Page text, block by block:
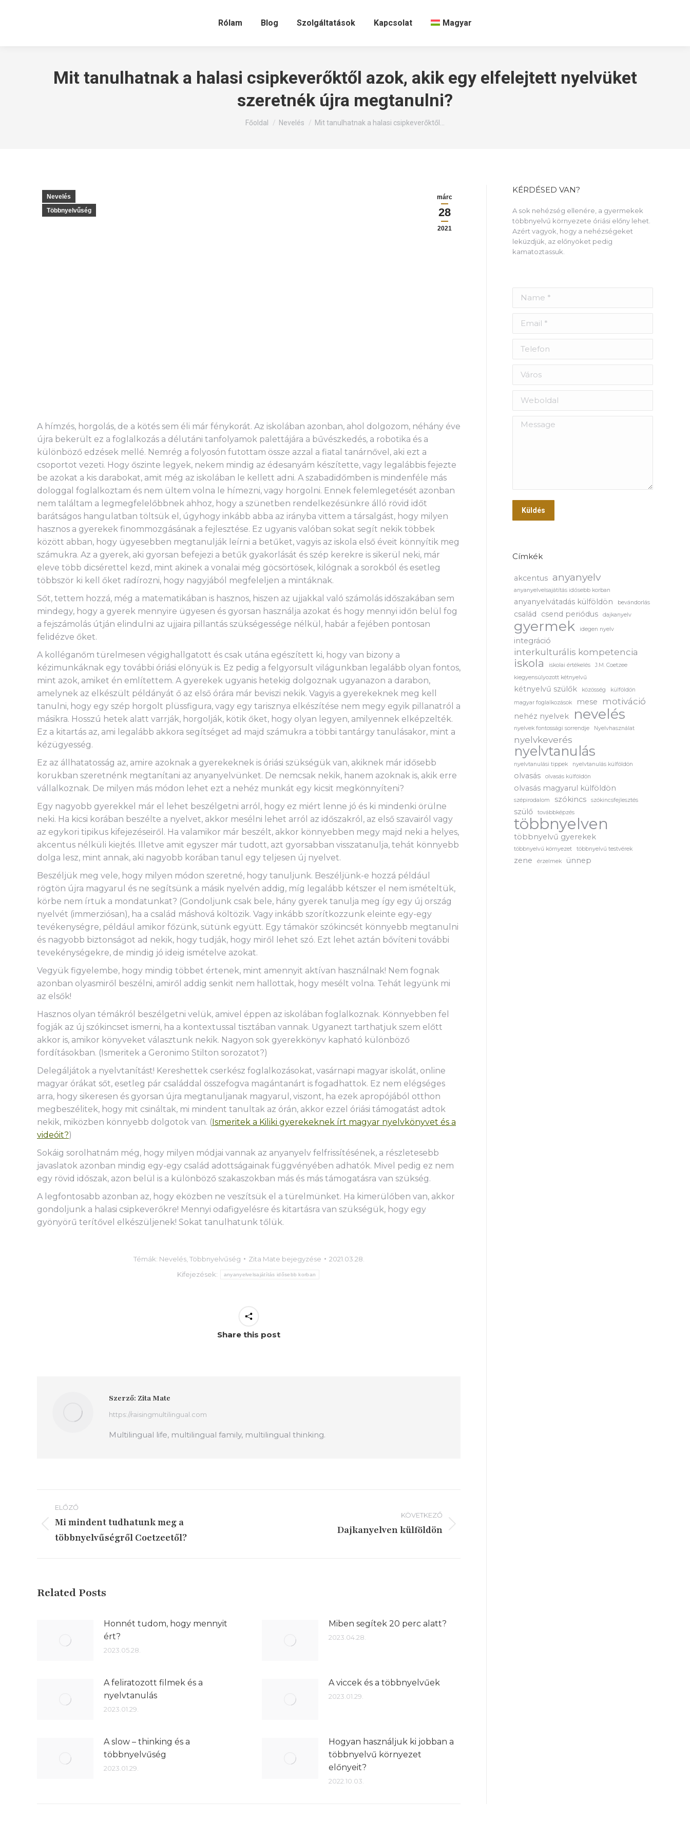
Rólam Blog Szolgáltatások Kapcsolat Magyar
Mit tanulhatnak a halasi csipkeverőktől azok, akik egy elfelejtett nyelvüket
szeretnék újra megtanulni?
Itt állsz:
Főoldal Nevelés Mit tanulhatnak a halasi csipkeverőktől…
márc
28
2021
Nevelés
Többnyelvűség
A hímzés, horgolás, de a kötés sem éli már fénykorát. Az iskolában azonban, ahol dolgozom, néhány éve
újra bekerült ez a foglalkozás a délutáni tanfolyamok palettájára a bűvészkedés, a robotika és a
különböző edzések mellé. Nemrég a folyosón futottam össze azzal a fiatal tanárnővel, aki ezt a
csoportot vezeti. Hogy őszinte legyek, nekem mindig az édesanyám készítette, vagy legalábbis fejezte
be azokat a kis darabokat, amit még az iskolában le kellett adni. A szabadidőmben is mindenféle más
dologgal foglalkoztam és nem ültem volna le hímezni, vagy horgolni. Ennek felemlegetését azonban
nem találtam a legmegfelelőbbnek ahhoz, hogy a szünetben rendelkezésünkre álló rövid időt
barátságos hangulatban töltsük el, úgyhogy inkább abba az irányba vittem a társalgást, hogy milyen
hasznos a gyerekek finommozgásának a fejlesztése. Ez ugyanis valóban sokat segít nekik többek
között abban, hogy ügyesebben megtanulják leírni a betűket, vagyis az iskola első éveit könnyítik meg
számukra. Az a gyerek, aki gyorsan befejezi a betűk gyakorlását és szép kerekre is sikerül neki, már
eleve több dicsérettel kezd, mint akinek a vonalai még göcsörtösek, kilógnak a sorokból és esetleg
többször ki kell őket radírozni, hogy nagyjából megfeleljen a mintáknak.
Sőt, tettem hozzá, még a matematikában is hasznos, hiszen az ujjakkal való számolás időszakában sem
mindegy, hogy a gyerek mennyire ügyesen és gyorsan használja azokat és hogy mennyi időn belül fog
a fejszámolás útján elindulni az ujjaira pillantás szükségessége nélkül, habár a fejében pontosan
felidézve őket.
A kolléganőm türelmesen végighallgatott és csak utána egészített ki, hogy van bizony a
kézimunkáknak egy további óriási előnyük is. Ez pedig a felgyorsult világunkban legalább olyan fontos,
mint azok, amiket én említettem. A gyerekek ugyanis hetekig dolgoznak ugyanazon a darabon,
amelynek az elkészült példányát ő az első órára már beviszi nekik. Vagyis a gyerekeknek meg kell
tanulni, hogy egy szép horgolt plüssfigura, vagy egy tarisznya elkészítése nem megy egyik pillanatról a
másikra. Hosszú hetek alatt varrják, horgolják, kötik őket, hogy olyan legyen, amilyennek elképzelték.
Ez a kitartás az, ami legalább akkora segítséget ad majd számukra a többi tantárgy tanulásakor, mint a
kézügyesség.
Ez az állhatatosság az, amire azoknak a gyerekeknek is óriási szükségük van, akiknek már idősebb
korukban szeretnénk megtanítani az anyanyelvünket. De nemcsak nekik, hanem azoknak is, akik erre
vállalkoznak. De milyen más módon lehet ezt a nehéz munkát egy kicsit megkönnyíteni?
Egy nagyobb gyerekkel már el lehet beszélgetni arról, hogy ez miért lenne jó és ki mindenki örülne
neki. Ha kicsi korában beszélte a nyelvet, akkor mesélni lehet arról az időszakról, az első szavairól vagy
az egykori tipikus kifejezéseiről. Ha valamikor már beszélt, akkor könnyebben megy majd neki a helyes,
akcentus nélküli kiejtés. Illetve amit egyszer már tudott, azt gyorsabban visszatanulja, tehát könnyebb
dolga lesz, mint annak, aki nagyobb korában tanul egy teljesen új nyelvet.
Beszéljük meg vele, hogy milyen módon szeretné, hogy tanuljunk. Beszéljünk-e hozzá például
rögtön újra magyarul és ne segítsünk a másik nyelvén addig, míg legalább kétszer el nem ismételtük,
körbe nem írtuk a mondatunkat? (Gondoljunk csak bele, hány gyerek tanulja meg így egy új ország
nyelvét (immerziósan), ha a család máshová költözik. Vagy inkább szorítkozzunk eleinte egy-egy
tevékenységre, például amikor főzünk, sütünk együtt. Egy támakör szókincsét könnyebb megtanulni
és nagyobb biztonságot ad nekik, hogy tudják, hogy miről lehet szó. Ezt lehet aztán bővíteni további
tevekénységekre, de mindig jó ideig ismételve azokat.
Vegyük figyelembe, hogy mindig többet értenek, mint amennyit aktívan használnak! Nem fognak
azonban olyasmiről beszélni, amiről addig senkit nem hallottak, hogy mesélt volna. Tehát legyünk mi
az elsők!
Hasznos olyan témákról beszélgetni velük, amivel éppen az iskolában foglalkoznak. Könnyebben fel
fogják az új szókincset ismerni, ha a kontextussal tisztában vannak. Ugyanezt tarthatjuk szem előtt
akkor is, amikor könyveket választunk nekik. Nagyon sok gyerekkönyv kapható különböző
fordításokban. (Ismeritek a Geronimo Stilton sorozatot?)
Delegáljátok a nyelvtanítást! Kereshettek cserkész foglalkozásokat, vasárnapi magyar iskolát, online
magyar órákat sőt, esetleg pár családdal összefogva magántanárt is fogadhattok. Ez nem elégséges
arra, hogy sikeresen és gyorsan újra megtanuljanak magyarul, viszont, ha ezek apropójából otthon
megbeszélitek, hogy mit csináltak, mi mindent tanultak az órán, akkor ezzel óriási támogatást adtok
nekik, miközben könnyebb dolgotok van. (Ismeritek a Kiliki gyerekeknek írt magyar nyelvkönyvet és a
videóit?)
Sokáig sorolhatnám még, hogy milyen módjai vannak az anyanyelv felfrissítésének, a részletesebb
javaslatok azonban mindig egy-egy család adottságainak függvényében adhatók. Mivel pedig ez nem
egy rövid időszak, azon belül is a különböző szakaszokban más és más támogatásra van szükség.
A legfontosabb azonban az, hogy eközben ne veszítsük el a türelmünket. Ha kimerülőben van, akkor
gondoljunk a halasi csipkeverőkre! Mennyi odafigyelésre és kitartásra van szükségük, hogy egy
gyönyörű terítővel elkészüljenek! Sokat tanulhatunk tőlük.
Témák: Nevelés, Többnyelvűség Zita Mate bejegyzése
2021.03.28.
Kifejezések:
anyanyelvelsajátítás idősebb korban
Share this post
Szerző: Zita Mate
https://raisingmultilingual.com
Multilingual life, multilingual family, multilingual thinking.
Bejegyzés
navigáció
ELŐZŐ
írás:
Mi mindent tudhatunk meg a
többnyelvűségről Coetzeetől?
KÖVETKEZŐ
Dajkanyelven külföldön
Related Posts
Honnét tudom, hogy mennyit
ért?
2023.05.28.
Miben segítek 20 perc alatt?
2023.04.28.
A feliratozott filmek és a
nyelvtanulás
2023.01.29.
A viccek és a többnyelvűek
2023.01.29.
A slow – thinking és a
többnyelvűség
2023.01.29.
Hogyan használjuk ki jobban a
többnyelvű környezet
előnyeit?
2022.10.03.
KÉRDÉSED VAN?
A sok nehézség ellenére, a gyermekek
többnyelvű környezete óriási előny lehet.
Azért vagyok, hogy a nehézségeket
leküzdjük, az előnyöket pedig
kamatoztassuk.
Message
Küldés
Címkék
akcentus anyanyelv
anyanyelvelsajátítás idősebb korban
anyanyelvátadás külföldön bevándorlás
család csend periódus dajkanyelv
gyermek idegen nyelv
integráció
interkulturális kompetencia
iskola iskolai értékelés
J.M. Coetzee
kiegyensúlyozott kétnyelvű
kétnyelvű szülők közösség
külföldön
magyar foglalkozások
mese motiváció
nehéz nyelvek nevelés
nyelvek fontossági sorrendje Nyelvhasználat
nyelvkeverés
nyelvtanulás
nyelvtanulási tippek nyelvtanulás külföldön
olvasás olvasás külföldön
olvasás magyarul külföldön
szépirodalom szókincs szókincsfejlesztés
szülő továbbképzés
többnyelven
többnyelvű gyerekek
többnyelvű környezet többnyelvű testvérek
zene érzelmek ünnep